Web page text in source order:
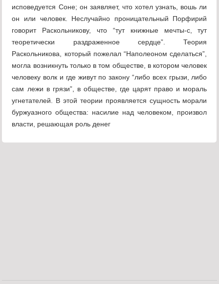
исповедуется Соне; он заявляет, что хотел узнать, вошь ли
он или человек. Неслучайно проницательный Порфирий
говорит Раскольникову, что “тут книжные мечты-с, тут
теоретически раздраженное сердце”. Теория
Раскольникова, который пожелал “Наполеоном сделаться”,
могла возникнуть только в том обществе, в котором человек
человеку волк и где живут по закону “либо всех грызи, либо
сам лежи в грязи”, в обществе, где царят право и мораль
угнетателей. В этой теории проявляется сущность морали
буржуазного общества: насилие над человеком, произвол
власти, решающая роль денег